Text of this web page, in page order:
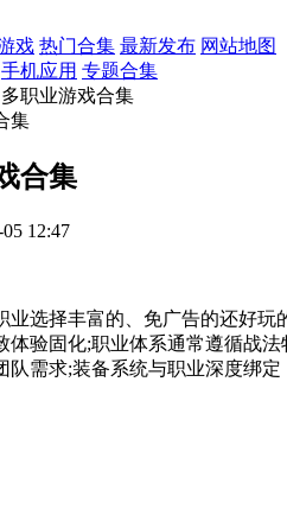
戏 热门合集 最新发布 网站地图
手机应用 专题合集
多职业游戏合集
合集
12:47
业选择丰富的、免广告的还好
体验固化;职业体系通常遵循战
队需求;装备系统与职业深度绑